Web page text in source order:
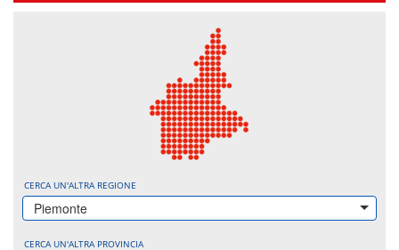
CERCA UN'ALTRA REGIONE
Piemonte
CERCA UN'ALTRA PROVINCIA